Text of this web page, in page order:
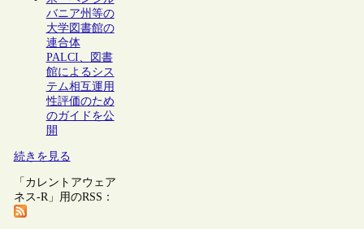
バニア州等の
大学図書館の
連合体
PALCI、図書
館によるシス
テム相互運用
性評価のため
のガイドを公
開
続きを見る
「カレントアウェア
ネス-R」用のRSS：